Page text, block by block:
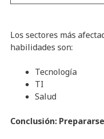
Los sectores más
habilidades son:
Tecnología
TI
Salud
Conclusión: